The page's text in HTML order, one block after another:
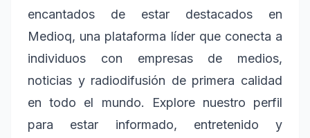
encantados de estar destacados en
Medioq, una plataforma líder que conecta a
individuos con empresas de medios,
noticias y radiodifusión de primera calidad
en todo el mundo. Explore nuestro perfil
para estar informado, entretenido y